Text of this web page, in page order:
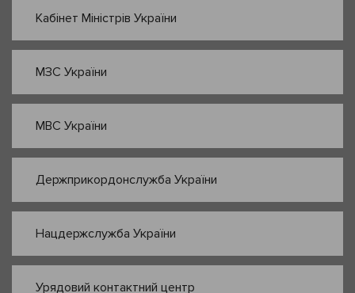
Кабінет Міністрів України
МЗС України
МВС України
Держприкордонслужба України
Нацдержслужба України
Урядовий контактний центр